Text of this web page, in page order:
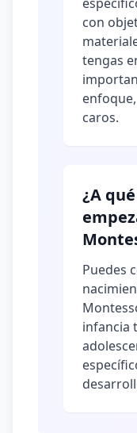
con
tengas
caros.
¿A
Puedes
infancia